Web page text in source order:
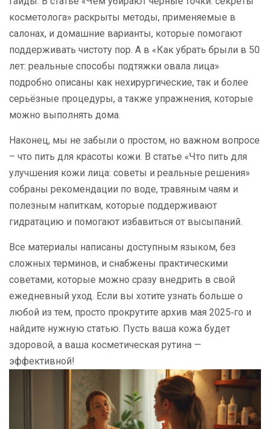
косметолога» раскрыты методы, применяемые в
салонах, и домашние варианты, которые помогают
поддерживать чистоту пор. А в «Как убрать брыли в 50
лет: реальные способы подтяжки овала лица»
подробно описаны как нехирургические, так и более
серьёзные процедуры, а также упражнения, которые
можно выполнять дома.
Наконец, мы не забыли о простом, но важном вопросе
– что пить для красоты кожи. В статье «Что пить для
улучшения кожи лица: советы и реальные решения»
собраны рекомендации по воде, травяным чаям и
полезным напиткам, которые поддерживают
гидратацию и помогают избавиться от высыпаний.
Все материалы написаны доступным языком, без
сложных терминов, и снабжены практическими
советами, которые можно сразу внедрить в свой
ежедневный уход. Если вы хотите узнать больше о
любой из тем, просто прокрутите архив мая 2025‑го и
найдите нужную статью. Пусть ваша кожа будет
здоровой, а ваша косметическая рутина —
эффективной!